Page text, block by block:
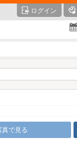
ログイン
真で見る